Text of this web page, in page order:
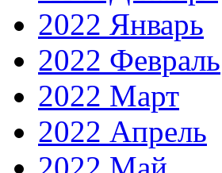
2022 Январь
2022 Февраль
2022 Март
2022 Апрель